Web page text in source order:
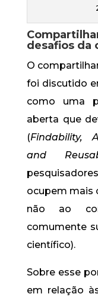
desafios da
O
foi discutido
como uma
aberta que
(Findability,
and
ocupem mais
não ao
comumente
científico).
Sobre esse
em relação